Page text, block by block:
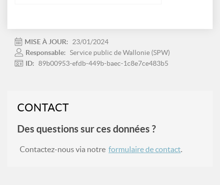
MISE À JOUR:
23/01/2024
Responsable: Service public de Wallonie (SPW)
ID: 89b00953-efdb-449b-baec-1c8e7ce483b5
CONTACT
Des questions sur ces données ?
Contactez-nous via notre formulaire de contact.